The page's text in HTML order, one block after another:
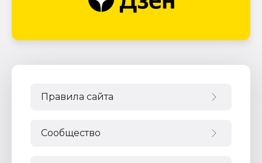
Правила сайта
Сообщество